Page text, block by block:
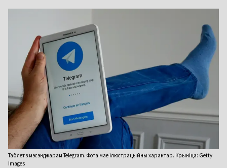
Таблет з мэсэнджарам Telegram. Фота мае ілюстрацыйны характар. Крыніца: Getty
Images